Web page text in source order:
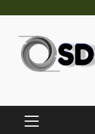
content
PRIMARY